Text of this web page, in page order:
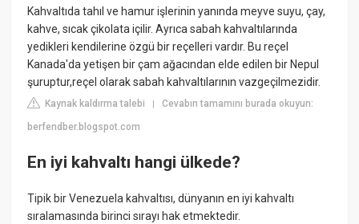
Kahvaltıda tahıl ve hamur işlerinin yanında meyve suyu, çay,
kahve, sıcak çikolata içilir. Ayrıca sabah kahvaltılarında
yedikleri kendilerine özgü bir reçelleri vardır. Bu reçel
Kanada'da yetişen bir çam ağacından elde edilen bir Nepul
şuruptur,reçel olarak sabah kahvaltılarının vazgeçilmezidir.
Kaynak kaldırma talebi |Cevabın tamamını burada okuyun:
berfendber.blogspot.com
En iyi kahvaltı hangi ülkede?
Tipik bir Venezuela kahvaltısı, dünyanın en iyi kahvaltı
sıralamasında birinci sırayı hak etmektedir.